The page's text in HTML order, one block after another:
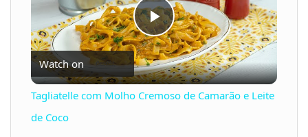
P
l
Watch on
Tagliatelle com Molho Cremoso de Camarão e Leite
de Coco